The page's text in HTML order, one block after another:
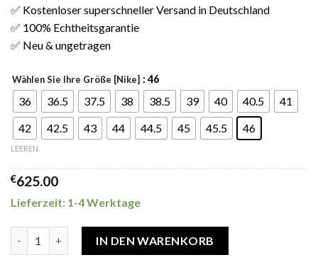
✅ Kostenloser superschneller Versand in Deutschland
✅ 100% Echtheitsgarantie
✅ Neu & ungetragen
Wählen Sie Ihre Größe [Nike] : 46
36 36.5 37.5 38 38.5 39 40 40.5
41
42
42.5 43 44 44.5 45 45.5 46
LEEREN
€625.00
Lieferzeit: 1-4 Werktage
IN DEN WARENKORB